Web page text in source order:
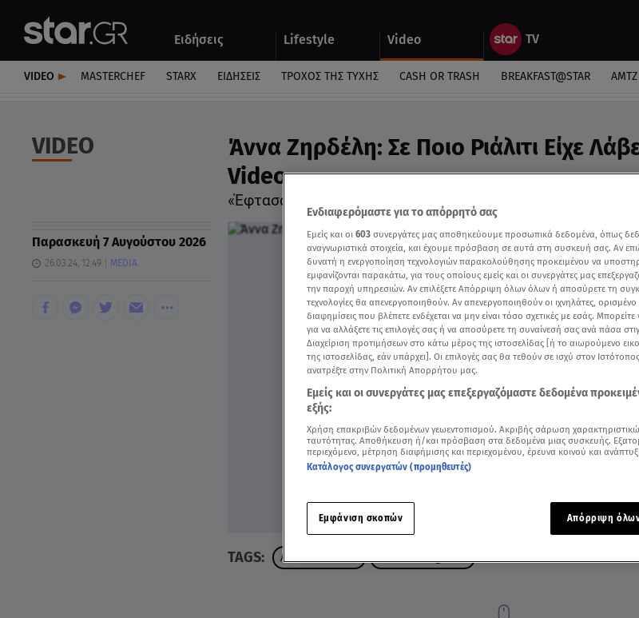
Ειδήσεις Lifestyle Video
Αυτοκίνητο
VIDEO MASTERCHEF STARX ΕΙΔΉΣΕΙΣ ΤΡΟΧΌΣ ΤΗΣ ΤΎΧΗΣ CASH OR TRASH BREAKFAST@STAR ΑΜΤΖ
VIDEO
Άννα Ζηρδέλη: Σε Ποιο Ριάλιτι Είχε
Video
«Έφτασα μέχρι τον τελικό αλλά δεν μπήκα...»
Παρασκευή 7 Αυγούστου 2026
26.03.24, 12:49 MEDIA
TAGS: ΑΝΝΑ ΖΗΡΔΕΛΗ
Ενδιαφερόμαστε για το απόρρητό σας
Εμείς και οι 603 συνεργάτες μας αποθηκεύουμε προσωπικά δεδομένα, όπως
αναγνωριστικά στοιχεία, και έχουμε πρόσβαση σε αυτά στη συσκευή σας. Αν
δυνατή η ενεργοποίηση τεχνολογιών παρακολούθησης προκειμένου να
εμφανίζονται παρακάτω, για τους οποίους εμείς και οι συνεργάτες μας
την παροχή υπηρεσιών. Αν επιλέξετε Απόρριψη όλων όλων ή αποσύρετε τη
τεχνολογίες θα απενεργοποιηθούν. Αν απενεργοποιηθούν οι ιχνηλάτες, ορισμένο
διαφημίσεις που βλέπετε ενδέχεται να μην είναι τόσο σχετικές με εσάς.
για να αλλάξετε τις επιλογές σας ή να αποσύρετε τη συναίνεσή σας ανά πάσα
Διαχείριση προτιμήσεων στο κάτω μέρος της ιστοσελίδας [ή το αιωρούμενο
της ιστοσελίδας, εάν υπάρχει]. Οι επιλογές σας θα τεθούν σε ισχύ στον
ανατρέξτε στην Πολιτική Απορρήτου μας.
Εμείς και οι συνεργάτες μας επεξεργαζόμαστε δεδομένα
εξής:
Χρήση επακριβών δεδομένων γεωεντοπισμού. Ακριβής σάρωση
ταυτότητας. Αποθήκευση ή/και πρόσβαση στα δεδομένα μιας συσκευής.
περιεχόμενο, μέτρηση διαφήμισης και περιεχομένου, έρευνα κοινού και
Κατάλογος συνεργατών (προμηθευτές)
Εμφάνιση σκοπών Απόρριψη